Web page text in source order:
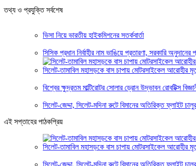
তথ্য ও প্রযুক্তি সর্বশেষ
ভিসা নিয়ে ভারতীয় হাইকমিশনের সতর্কবার্তা
সিসিক প্রধান নির্বাহীর নাম ভাঙিয়ে প্রতারণা, সরকারি
সিলেট-তামাবিল মহাসড়কে বাস চাপায় মোটরসাইকেল আরোহীর
বিশ্বের ক্ষুদ্রতম মাল্টিরোটর সোলার ড্রোন উদ্ভাবন রোবটিক্স
সিলেট-জেদ্দা, সিলেট-মদিনা রুটে বিমানের অতিরিক্ত ফ্লাইট
এই সপ্তাহের পাঠকপ্রিয়
সিলেট-তামাবিল মহাসড়কে বাস চাপায় মোটরসাইকেল আরোহীর
সিলেট-জেদ্দা, সিলেট-মদিনা রুটে বিমানের অতিরিক্ত ফ্লাইট